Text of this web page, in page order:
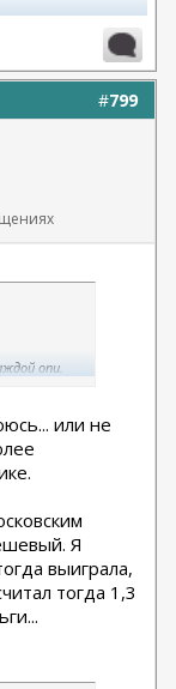
редукция
-
- Бабикова
#799
опи.
или не
Я
выиграла,
тогда 1,3